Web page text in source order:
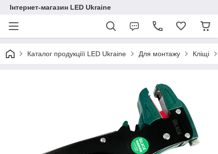
Інтернет-магазин LED Ukraine
Каталог продукціїї LED Ukraine Для монтажу Кліщі